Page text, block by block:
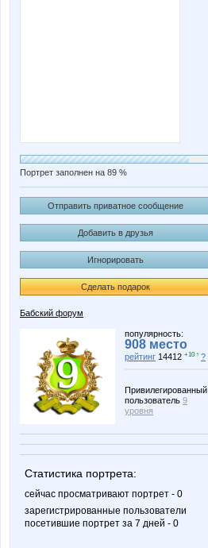
Портрет заполнен на 89 %
Отправить приватное сообщение
Добавить в друзья
Игнорировать
Сделать подарок
Бабский форум
популярность:
908 место
рейтинг 14412 +10 ↑ ?
Привилегированный
пользователь 9
уровня
Статистика портрета:
сейчас просматривают портрет - 0
зарегистрированные пользователи
посетившие портрет за 7 дней - 0